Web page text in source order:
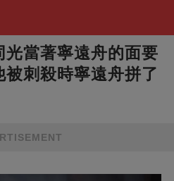
光當著寧遠舟的面要
刺殺時寧遠舟拼了